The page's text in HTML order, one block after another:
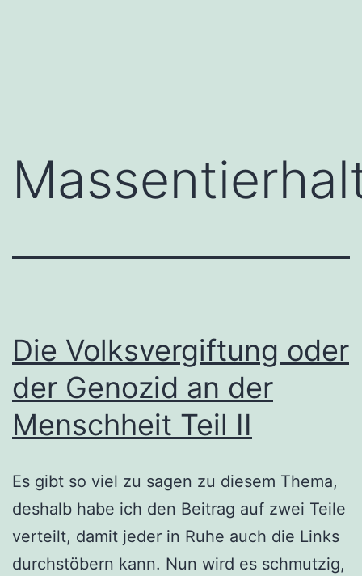
Die Volksvergiftung oder
der Genozid an der
Menschheit Teil II
Es gibt so viel zu sagen zu diesem Thema,
deshalb habe ich den Beitrag auf zwei Teile
verteilt, damit jeder in Ruhe auch die Links
durchstöbern kann. Nun wird es schmutzig,